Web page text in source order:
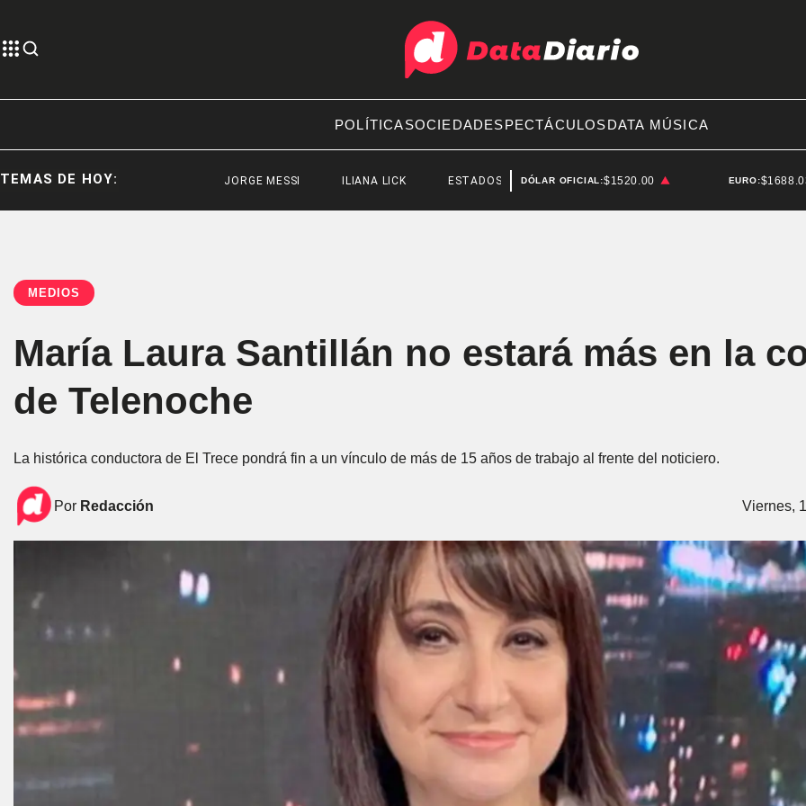
POLÍTICASOCIEDADESPECTÁCULOSDATA MÚSICA
TEMAS DE HOY: JORGE MESSI ILIANA LICK ESTADOS UNIDOS DÓLAR OFICIAL:$1520.00 EURO:
MEDIOS
María Laura Santillán no estará más en la
de Telenoche
La histórica conductora de El Trece pondrá fin a un vínculo de más de 15 años de trabajo al frente del noticiero.
Por Redacción Viernes,